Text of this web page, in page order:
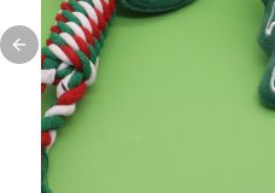
Previous slide